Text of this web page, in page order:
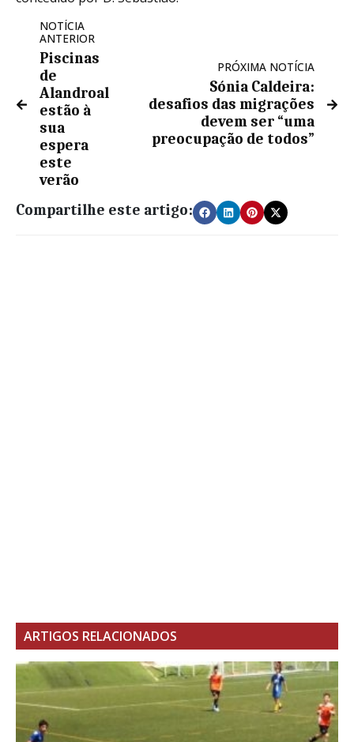
NOTÍCIA
ANTERIOR
Piscinas
de
Alandroal
estão à
sua
espera
este
verão
PRÓXIMA NOTÍCIA
Sónia Caldeira:
desafios das migrações
devem ser “uma
preocupação de todos”
Compartilhe este artigo:
ARTIGOS RELACIONADOS